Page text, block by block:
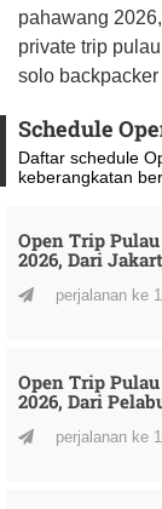
pahawang
private trip
solo
Schedule
Daftar schedule
keberangkatan
Open Trip
2026, Dari
perjalanan ke
Open Trip
2026, Dari
perjalanan ke